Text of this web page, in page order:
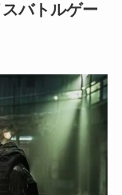
バトルゲー